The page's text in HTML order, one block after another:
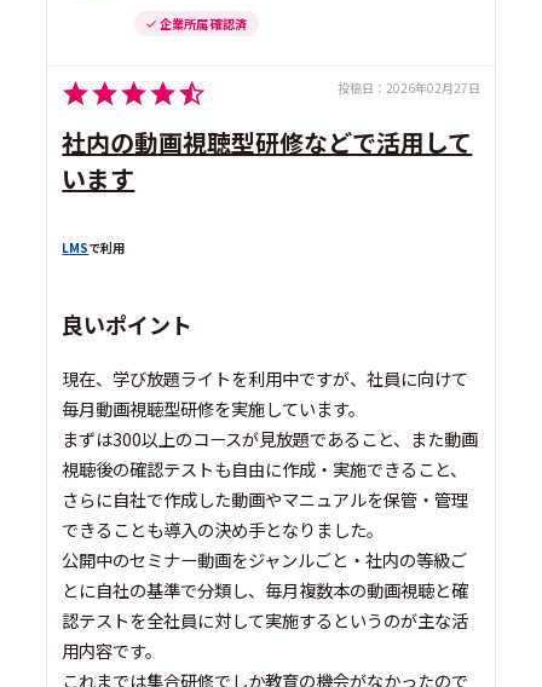
企業所属 確認済
投稿日： 2026年02月27日
社内の動画視聴型研修などで活用して
います
LMSで利用
良いポイント
現在、学び放題ライトを利用中ですが、社員に向けて
毎月動画視聴型研修を実施しています。
まずは300以上のコースが見放題であること、また動画
視聴後の確認テストも自由に作成・実施できること、
さらに自社で作成した動画やマニュアルを保管・管理
できることも導入の決め手となりました。
公開中のセミナー動画をジャンルごと・社内の等級ご
とに自社の基準で分類し、毎月複数本の動画視聴と確
認テストを全社員に対して実施するというのが主な活
用内容です。
これまでは集合研修でしか教育の機会がなかったので